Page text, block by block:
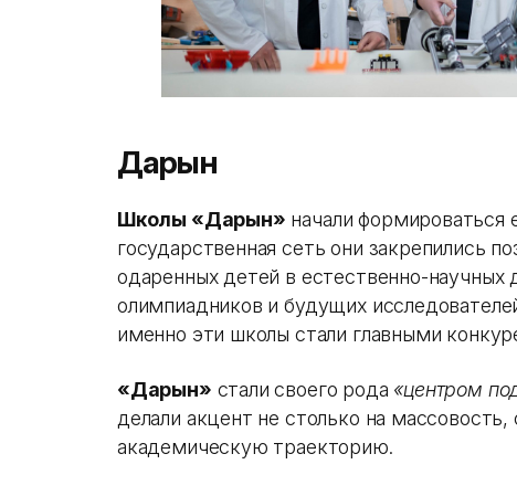
Дарын
Школы «Дарын» начали формироваться
государственная сеть они закрепились
одаренных детей в естественно-научных
олимпиадников и будущих
именно эти школы стали главными
«Дарын» стали своего рода «центром
делали акцент не столько на
академическую траекторию.